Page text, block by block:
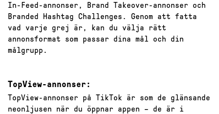
In-Feed-annonser, Brand Takeover-annonser och
Branded Hashtag Challenges. Genom att fatta
vad varje grej är, kan du välja rätt
annonsformat som passar dina mål och din
målgrupp.
TopView-annonser:
TopView-annonser på TikTok är som de glänsande
neonljusen när du öppnar appen – de är i